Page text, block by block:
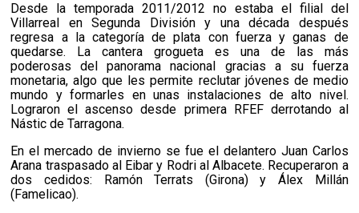
Desde la temporada 2011/2012 no estaba el filial del
Villarreal en Segunda División y una década después
regresa a la categoría de plata con fuerza y ganas de
quedarse. La cantera grogueta es una de las más
poderosas del panorama nacional gracias a su fuerza
monetaria, algo que les permite reclutar jóvenes de medio
mundo y formarles en unas instalaciones de alto nivel.
Lograron el ascenso desde primera RFEF derrotando al
Nástic de Tarragona.
En el mercado de invierno se fue el delantero Juan Carlos
Arana traspasado al Eibar y Rodri al Albacete. Recuperaron a
dos cedidos: Ramón Terrats (Girona) y Álex Millán
(Famelicao).